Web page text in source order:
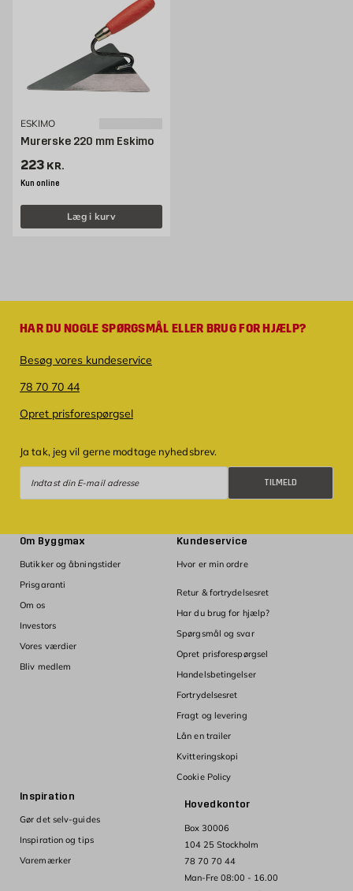
ESKIMO
Murerske 220 mm Eskimo
Pris 223 kr. /stk
223 KR.
Kun online
Læg i kurv
HAR DU NOGLE SPØRGSMÅL ELLER BRUG FOR HJÆLP?
Besøg vores kundeservice
78 70 70 44
Opret prisforespørgsel
Ja tak, jeg vil gerne modtage nyhedsbrev.
TILMELD
Hovedkontor
Box 30006
104 25 Stockholm
78 70 70 44
Man-Fre 08:00 - 16.00
Om Byggmax
Butikker og åbningstider
Prisgaranti
Om os
Investors
Vores værdier
Bliv medlem
Kundeservice
Hvor er min ordre
Retur & fortrydelsesret
Har du brug for hjælp?
Spørgsmål og svar
Opret prisforespørgsel
Handelsbetingelser
Fortrydelsesret
Fragt og levering
Lån en trailer
Kvitteringskopi
Cookie Policy
Inspiration
Gør det selv-guides
Inspiration og tips
Varemærker